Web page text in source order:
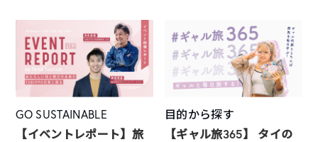
GO SUSTAINABLE
【イベントレポート】旅
目的から探す
【ギャル旅365】 タイの